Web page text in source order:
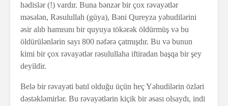
hədislər (!) vardır. Buna bənzər bir çox rəvayətlər
məsələn, Rəsulullah (güya), Bəni Qureyza yəhudilərini
əsir alıb hamısını bir quyuya tökərək öldürmüş və bu
öldürülənlərin sayı 800 nəfərə çatmışdır. Bu və bunun
kimi bir çox rəvayətlər rəsulullaha iftiradan başqa bir şey
deyildir.
Belə bir rəvayəti batıl olduğu üçün heç Yəhudilərin özləri
dəstəkləmirlər. Bu rəvayətlərin kiçik bir əsası olsaydı, indi